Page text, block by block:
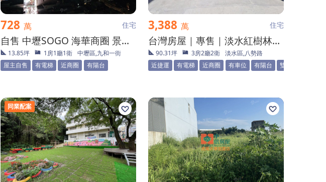
728 萬 住宅
自售 中壢SOGO 海華商圈 景觀套房
13.85坪 1房1廳1衛 中壢區,九和一街
屋主自售
有電梯 近商圈 有陽台
3,388 萬 住宅
台灣房屋｜專售｜淡水紅樹林｜函館賞綠意景觀亮麗三房
90.31坪 3房2廳2衛 淡水區,八勢路
近捷運
有電梯 近商圈 有車位 有陽台 雙衛浴
同業配案